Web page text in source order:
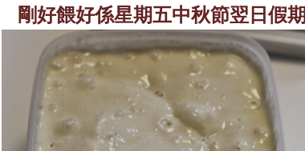
剛好餵好係星期五中秋節翌日假期